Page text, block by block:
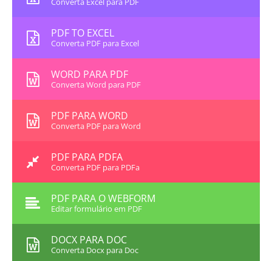
PDF TO EXCEL
Converta PDF para Excel
WORD PARA PDF
Converta Word para PDF
PDF PARA WORD
Converta PDF para Word
PDF PARA PDFA
Converta PDF para PDFa
PDF PARA O WEBFORM
Editar formulário em PDF
DOCX PARA DOC
Converta Docx para Doc